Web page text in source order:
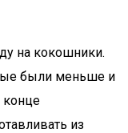
на кокошники.
были меньше и
конце
из